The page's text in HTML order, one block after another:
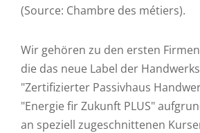
(Source: Chambre des métiers).
Wir gehören zu den ersten
die das neue Label der
"Zertifizierter Passivhaus
"Energie fir Zukunft PLUS"
an speziell zugeschnittenen